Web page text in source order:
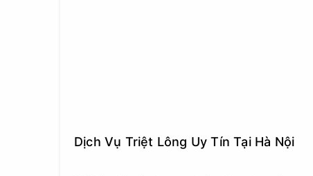
Dịch Vụ Triệt Lông Uy Tín Tại Hà Nội